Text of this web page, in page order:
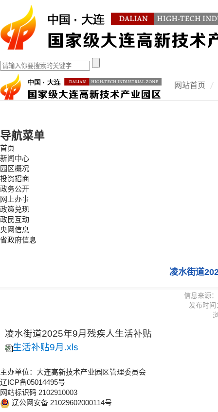
网站首页
导航菜单
首页
新闻中心
园区概况
投资招商
政务公开
网上办事
政策兑现
政民互动
央网信息
省政府信息
凌水街道
信息来源
发布时
凌水街道2025年9月残疾人生活补贴
生活补贴9月.xls
主办单位：大连高新技术产业园区管理委员会
辽ICP备05014495号
网站标识码 2102910003
辽公网安备 21029602000114号